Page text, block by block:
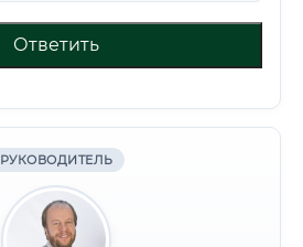
Ответить
РУКОВОДИТЕЛЬ